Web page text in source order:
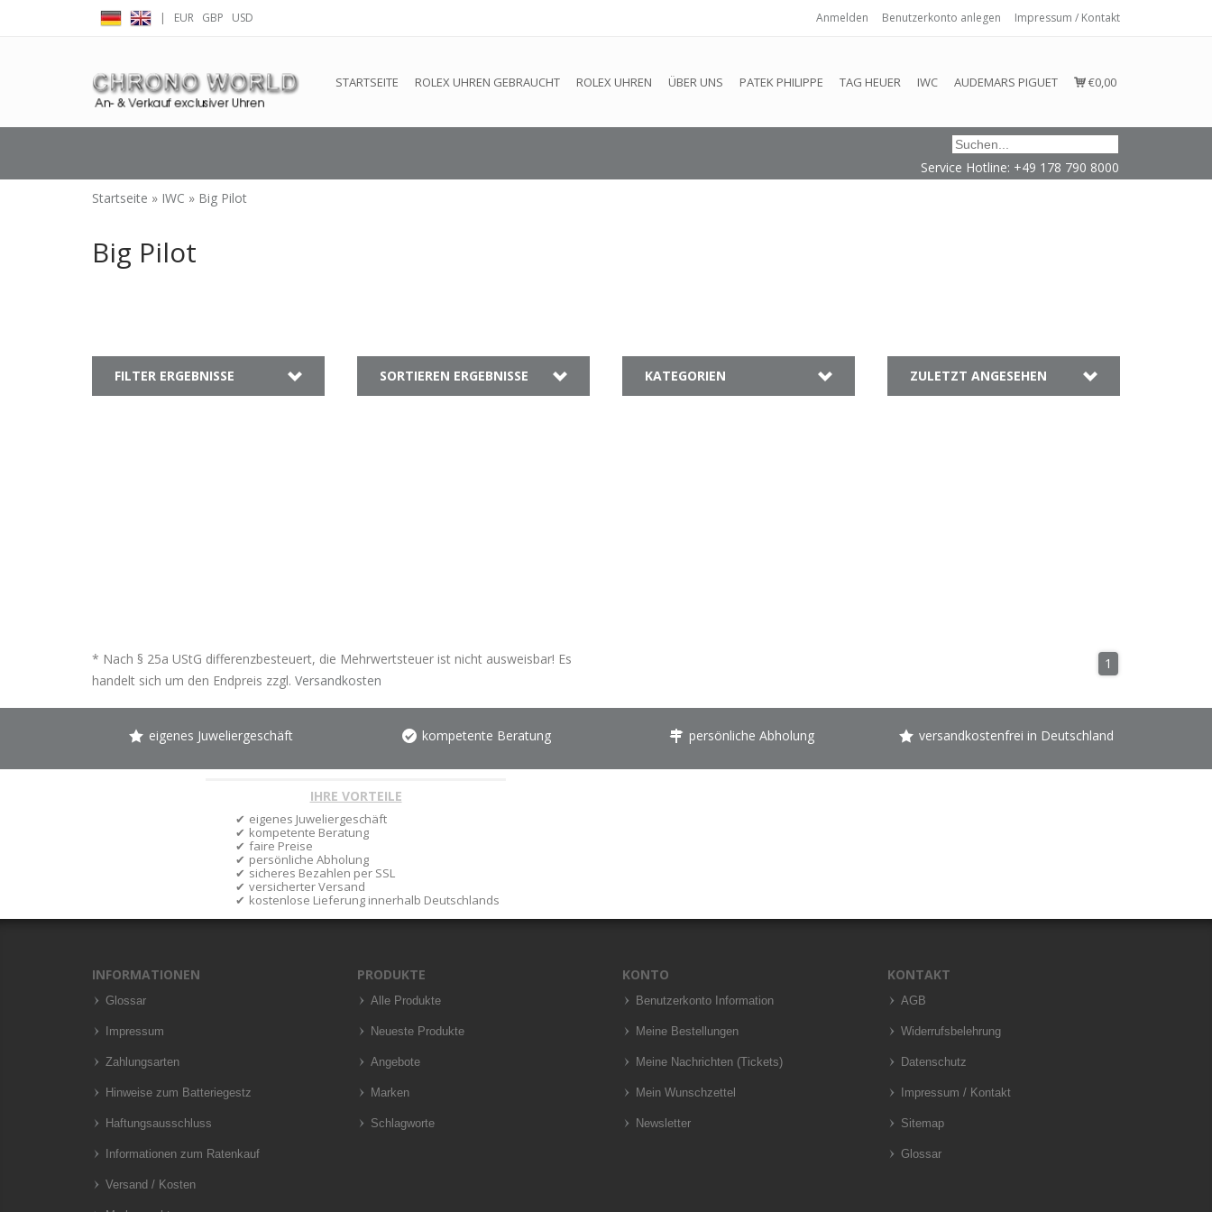
| EUR GBP USD Anmelden Benutzerkonto anlegen Impressum / Kontakt
STARTSEITE ROLEX UHREN GEBRAUCHT ROLEX UHREN ÜBER UNS PATEK PHILIPPE TAG HEUER IWC AUDEMARS PIGUET €0,00
Service Hotline: +49 178 790 8000
Startseite » IWC » Big Pilot
Big Pilot
FILTER ERGEBNISSE SORTIEREN ERGEBNISSE KATEGORIEN ZULETZT ANGESEHEN
* Nach § 25a UStG differenzbesteuert, die Mehrwertsteuer ist nicht ausweisbar! Es
handelt sich um den Endpreis zzgl. Versandkosten
1
eigenes Juweliergeschäft kompetente Beratung persönliche Abholung versandkostenfrei in Deutschland
IHRE VORTEILE
eigenes Juweliergeschäft
kompetente Beratung
faire Preise
persönliche Abholung
sicheres Bezahlen per SSL
versicherter Versand
kostenlose Lieferung innerhalb Deutschlands
INFORMATIONEN
Glossar
Impressum
Zahlungsarten
Hinweise zum Batteriegestz
Haftungsausschluss
Informationen zum Ratenkauf
Versand / Kosten
PRODUKTE
Alle Produkte
Neueste Produkte
Angebote
Marken
Schlagworte
KONTO
Benutzerkonto Information
Meine Bestellungen
Meine Nachrichten (Tickets)
Mein Wunschzettel
Newsletter
KONTAKT
AGB
Widerrufsbelehrung
Datenschutz
Impressum / Kontakt
Sitemap
Glossar
← Zurück zum Backoffice Dieser Shop befindet sich im Aufbau. Eventuell können nicht alle Bestellungen eingehalten oder erfüllt werden.